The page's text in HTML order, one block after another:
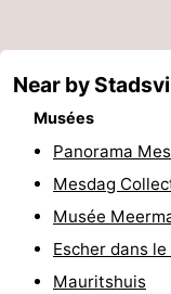
Terrains
jeux
Aires
Villages
villes
Nature
Visites
Near by
Musées
Panorama
Mesdag
Musée
Escher dans
Mauritshuis